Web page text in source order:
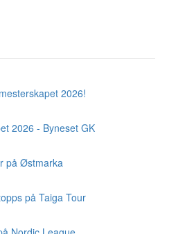
2026!
2026 - Byneset GK
på Østmarka
på Taiga Tour